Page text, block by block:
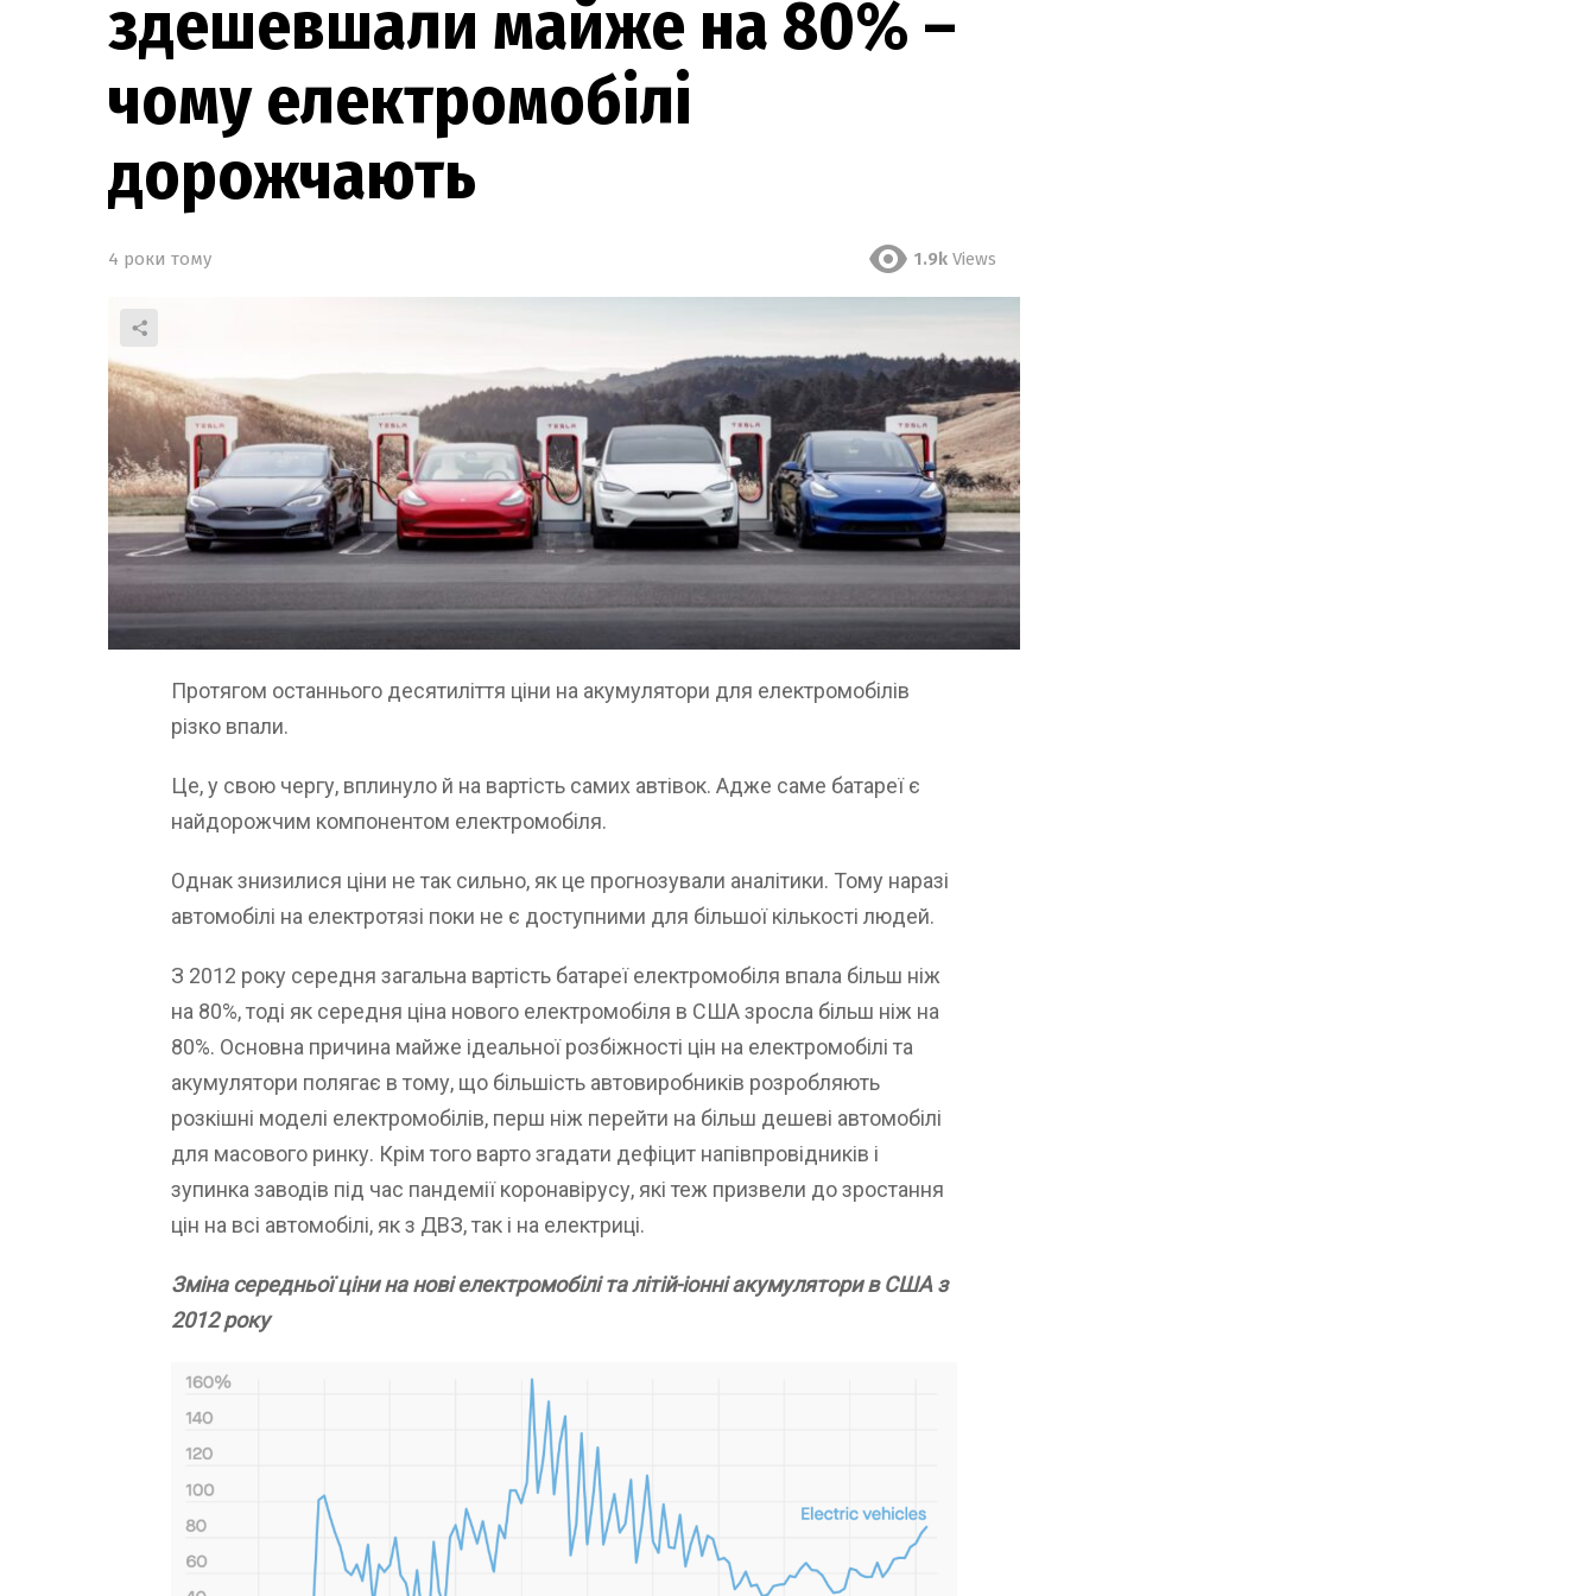
здешевшали майже на 80% –
чому електромобілі
дорожчають
4 роки тому 1.9k Views
Протягом останнього десятиліття ціни на акумулятори для електромобілів
різко впали.
Це, у свою чергу, вплинуло й на вартість самих автівок. Адже саме батареї є
найдорожчим компонентом електромобіля.
Однак знизилися ціни не так сильно, як це прогнозували аналітики. Тому наразі
автомобілі на електротязі поки не є доступними для більшої кількості людей.
З 2012 року середня загальна вартість батареї електромобіля впала більш ніж
на 80%, тоді як середня ціна нового електромобіля в США зросла більш ніж на
80%. Основна причина майже ідеальної розбіжності цін на електромобілі та
акумулятори полягає в тому, що більшість автовиробників розробляють
розкішні моделі електромобілів, перш ніж перейти на більш дешеві автомобілі
для масового ринку. Крім того варто згадати дефіцит напівпровідників і
зупинка заводів під час пандемії коронавірусу, які теж призвели до зростання
цін на всі автомобілі, як з ДВЗ, так і на електриці.
Зміна середньої ціни на нові електромобілі та літій-іонні акумулятори в США з
2012 року